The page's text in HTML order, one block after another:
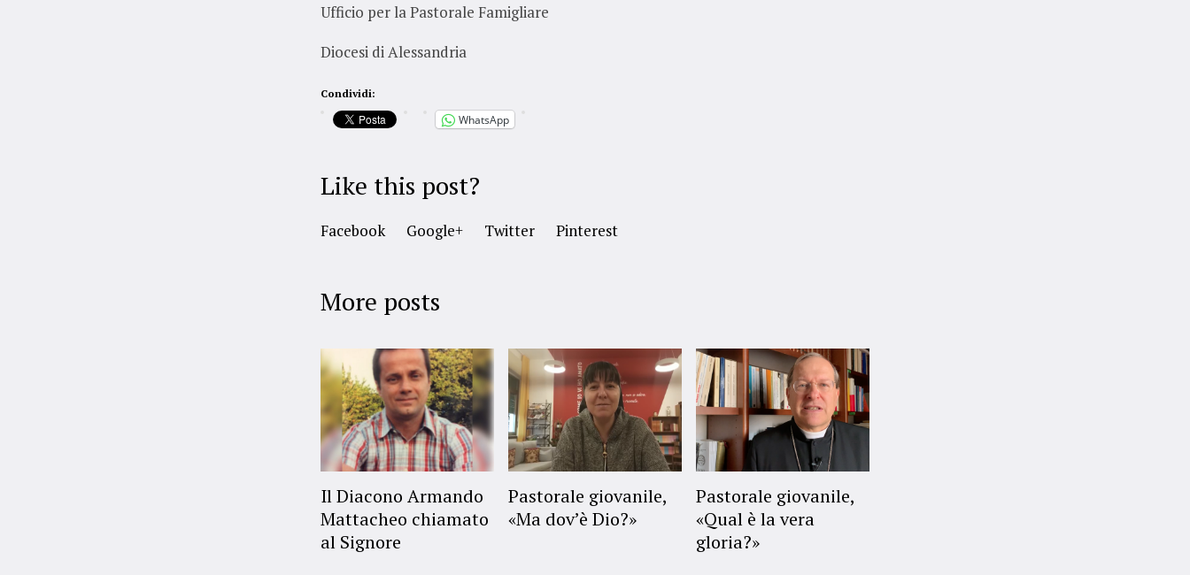
Ufficio per la Pastorale Famigliare
Diocesi di Alessandria
Condividi:
WhatsApp
Like this post?
Facebook Google+ Twitter Pinterest
More posts
Il Diacono Armando
Mattacheo chiamato
al Signore
Pastorale giovanile,
«Ma dov’è Dio?»
Pastorale giovanile,
«Qual è la vera
gloria?»